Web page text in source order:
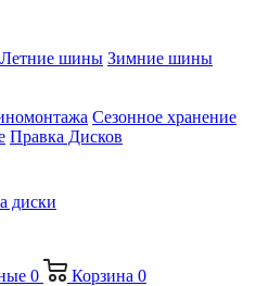
Летние шины Зимние шины
Сезонное хранение
Правка Дисков
диски
0 Корзина 0